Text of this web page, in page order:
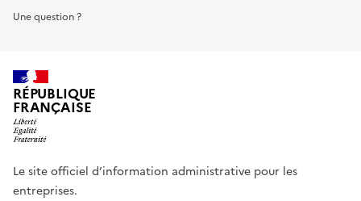
Une question ?
RÉPUBLIQUE
FRANÇAISE
Le site officiel d’information administrative pour les
entreprises.